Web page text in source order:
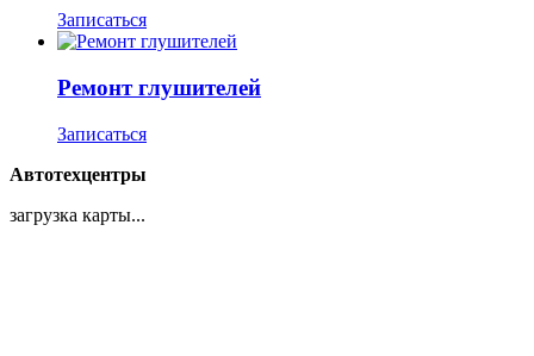
Записаться
Ремонт глушителей
Записаться
Автотехцентры
загрузка карты...